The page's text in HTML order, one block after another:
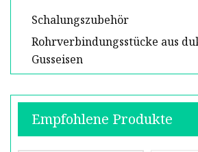
Schalungszubehör
Rohrverbindungsstücke aus
Gusseisen
Empfohlene Produkte